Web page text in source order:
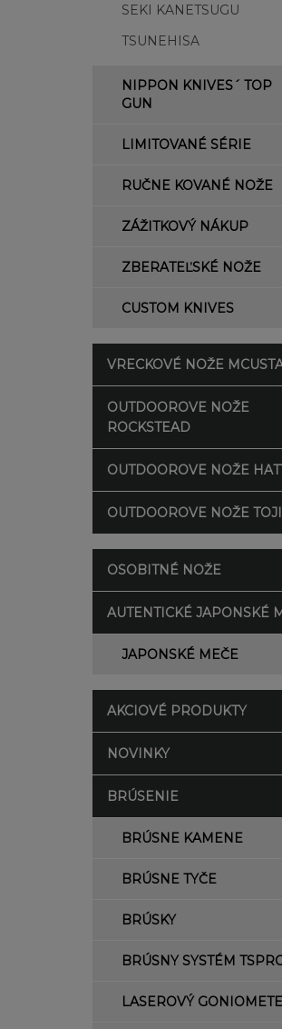
SEKI KANETSUGU
TSUNEHISA
NIPPON KNIVES´ TOP
GUN
LIMITOVANÉ SÉRIE
RUČNE KOVANÉ NOŽE
ZÁŽITKOVÝ NÁKUP
ZBERATEĽSKÉ NOŽE
CUSTOM KNIVES
VRECKOVÉ NOŽE
OUTDOOROVE NOŽE
ROCKSTEAD
OUTDOOROVE NOŽE
OUTDOOROVE NOŽE
OSOBITNÉ NOŽE
AUTENTICKÉ JAPONSKÉ
JAPONSKÉ MEČE
AKCIOVÉ PRODUKTY
NOVINKY
BRÚSENIE
BRÚSNE KAMENE
BRÚSNE TYČE
BRÚSKY
BRÚSNY SYSTÉM
LASEROVÝ